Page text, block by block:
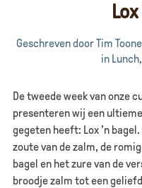
Geschreven doorTim
in Lunch,
De tweede week van onze
presenteren wij een
gegeten heeft: Lox ’n
zoute van de zalm, de
bagel en het zure van de
broodje zalm tot een